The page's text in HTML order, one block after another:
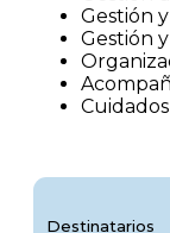
Gestión
Gestión
Destinatarios